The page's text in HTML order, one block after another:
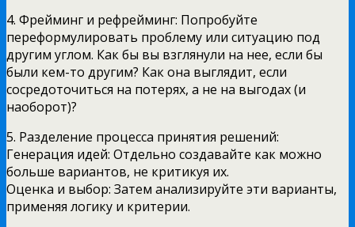
4. Фрейминг и рефрейминг: Попробуйте
переформулировать проблему или ситуацию под
другим углом. Как бы вы взглянули на нее, если бы
были кем-то другим? Как она выглядит, если
сосредоточиться на потерях, а не на выгодах (и
наоборот)?
5. Разделение процесса принятия решений:
Генерация идей: Отдельно создавайте как можно
больше вариантов, не критикуя их.
Оценка и выбор: Затем анализируйте эти варианты,
применяя логику и критерии.